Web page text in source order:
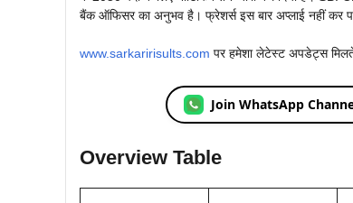
बैंक ऑफिसर का अनुभव है। फ्रेशर्स इस बार अप्लाई नहीं कर
www.sarkaririsults.com पर हमेशा लेटेस्ट अपडेट्स
Join WhatsApp
Overview Table